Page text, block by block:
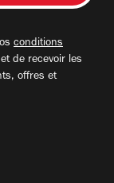
conditions
et de recevoir les
offres et